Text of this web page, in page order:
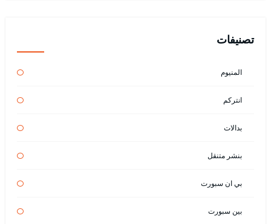
تصنيفات
المنيوم
انتركم
بدالات
بنشر متنقل
بي ان سبورت
بين سبورت